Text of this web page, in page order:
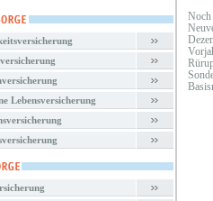
Lebensversicherung
Noch